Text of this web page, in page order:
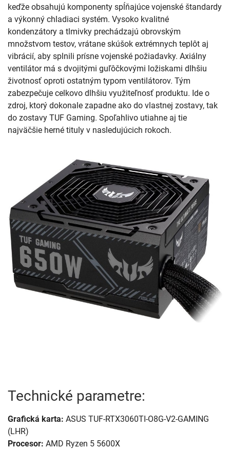
keďže obsahujú komponenty spĺňajúce vojenské štandardy
a výkonný chladiaci systém. Vysoko kvalitné
kondenzátory a tlmivky prechádzajú obrovským
množstvom testov, vrátane skúšok extrémnych teplôt aj
vibrácií, aby splnili prísne vojenské požiadavky. Axiálny
ventilátor má s dvojitými guľôčkovými ložiskami dlhšiu
životnosť oproti ostatným typom ventilátorov. Tým
zabezpečuje celkovo dlhšiu využiteľnosť produktu. Ide o
zdroj, ktorý dokonale zapadne ako do vlastnej zostavy, tak
do zostavy TUF Gaming. Spoľahlivo utiahne aj tie
najväčšie herné tituly v nasledujúcich rokoch.
Technické parametre:
Grafická karta: ASUS TUF-RTX3060TI-O8G-V2-GAMING
(LHR)
Procesor: AMD Ryzen 5 5600X